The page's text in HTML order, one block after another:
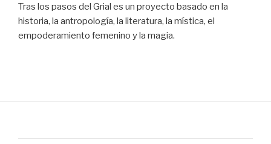
Tras los pasos del Grial es un proyecto basado en la
historia, la antropología, la literatura, la mística, el
empoderamiento femenino y la magia.